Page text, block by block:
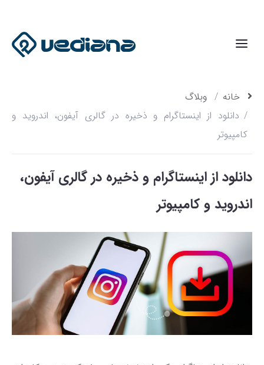
خانه
وبلاگ
دانلود از اینستاگرام و ذخیره در گالری آیفون، اندروید و
کامپیوتر
دانلود از اینستاگرام و ذخیره در گالری آیفون،
اندروید و کامپیوتر